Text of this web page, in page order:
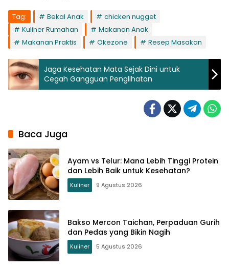
Tag: Bekal Anak
chicken nugget
Kuliner Rumahan
Makanan Anak
Makanan Praktis
Okezone Resep Masakan
Jaga Kesehatan Mata Sejak Dini untuk
Cegah Gangguan Penglihatan
Baca Juga
Ayam vs Telur: Mana Lebih Tinggi Protein
dan Lebih Baik untuk Kesehatan?
Kuliner 9 Agustus 2026
Bakso Mercon Taichan, Perpaduan Gurih
dan Pedas yang Bikin Nagih
Kuliner 5 Agustus 2026